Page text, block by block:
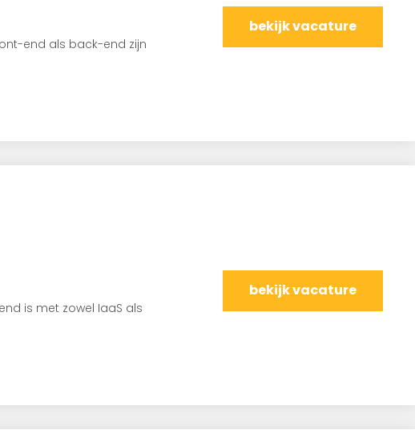
end als back-end zijn
bekijk vacature
is met zowel IaaS als
bekijk vacature